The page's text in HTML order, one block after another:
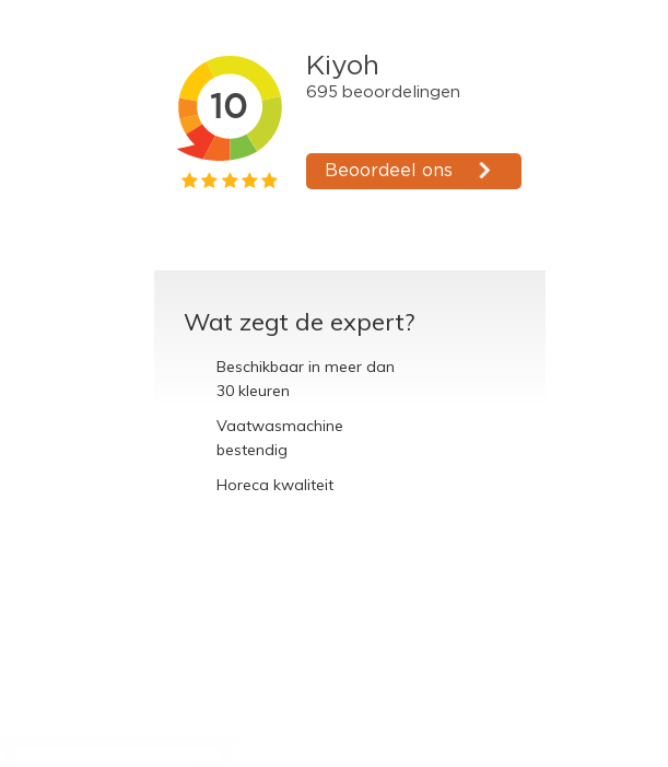
Wat zegt de expert?
Beschikbaar in meer dan
30 kleuren
Vaatwasmachine
bestendig
Horeca kwaliteit